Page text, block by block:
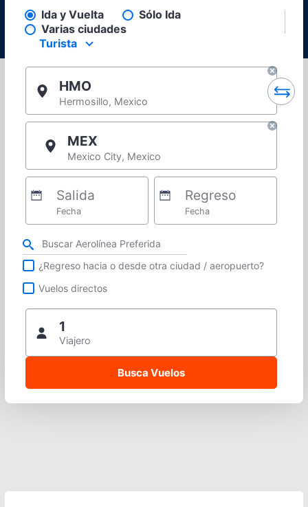
Pick your flight type
Ida y Vuelta
Sólo Ida
Varias ciudades
Select your preferred seating class.
Turista
HMO
Hermosillo, Mexico
MEX
Mexico City, Mexico
Salida
Fecha
Regreso
Fecha
Refina tu búsqueda por aerolínea, ciudad o aeropuerto o vuelos directos
¿Regreso hacia o desde otra ciudad / aeropuerto?
Vuelos directos
1
Viajero